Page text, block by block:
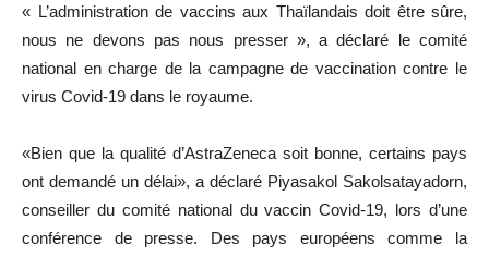
« L’administration de vaccins aux Thaïlandais doit être sûre,
nous ne devons pas nous presser », a déclaré le comité
national en charge de la campagne de vaccination contre le
virus Covid-19 dans le royaume.
«Bien que la qualité d’AstraZeneca soit bonne, certains pays
ont demandé un délai», a déclaré Piyasakol Sakolsatayadorn,
conseiller du comité national du vaccin Covid-19, lors d’une
conférence de presse. Des pays européens comme la